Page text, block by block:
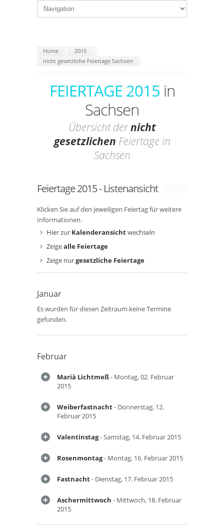
Home
2015
nicht gesetzliche Feiertage Sachsen
FEIERTAGE 2015 in
Sachsen
Übersicht dernicht
gesetzlichen Feiertage in
Sachsen
Feiertage 2015 - Listenansicht
Klicken Sie auf den jeweiligen Feiertag für weitere
Informationen.
Hier zur Kalenderansichtwechseln
Zeigealle Feiertage
Zeige nurgesetzliche Feiertage
Januar
Es wurden für diesen Zeitraum keine Termine
gefunden.
Februar
Mariä Lichtmeß- Montag, 02. Februar
2015
Weiberfastnacht- Donnerstag, 12.
Februar 2015
Valentinstag- Samstag, 14. Februar 2015
Rosenmontag- Montag, 16. Februar 2015
Fastnacht- Dienstag, 17. Februar 2015
Aschermittwoch - Mittwoch, 18. Februar
2015